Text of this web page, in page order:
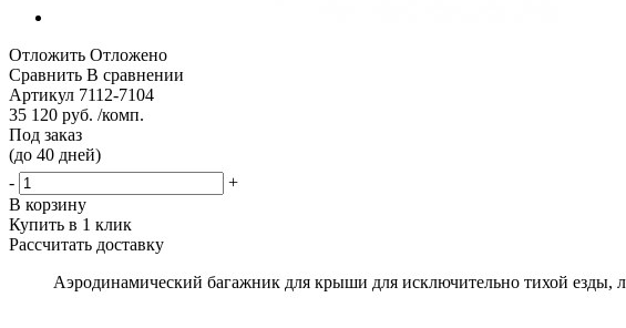
Отложить Отложено
Сравнить В сравнении
Артикул 7112-7104
35 120 руб. /комп.
Под заказ
(до 40 дней)
-
+
В корзину
Купить в 1 клик
Рассчитать доставку
Аэродинамический багажник для крыши для исключительно тихой езды,